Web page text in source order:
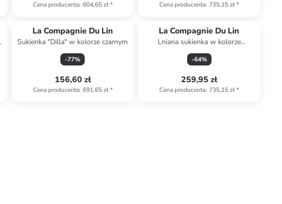
Cena producenta: 604,65 zł* Cena producenta: 735,15 zł*
La Compagnie Du Lin
Sukienka "Dilla" w kolorze czarnym
-77%
156,60 zł
Cena producenta: 691,65 zł*
La Compagnie Du Lin
Lniana sukienka w kolorze
jasnoróżowym
-64%
259,95 zł
Cena producenta: 735,15 zł*